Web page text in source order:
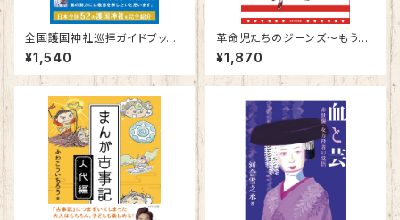
全国護国神社巡拝ガイドブック
～ご朱印めぐりの旅～
¥1,540
革命児たちのジーンズ～もうひ
とつのアメリカンヒストリー～
¥1,870